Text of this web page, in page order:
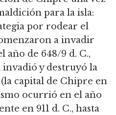
para la isla:
por rodear el
a invadir
de 648/9 d. C.,
y destruyó la
capital de Chipre en
ocurrió en el año
en 911 d. C., hasta